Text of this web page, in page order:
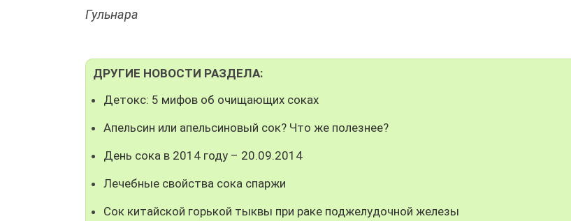
Гульнара
ДРУГИЕ НОВОСТИ РАЗДЕЛА:
Детокс: 5 мифов об очищающих соках
Апельсин или апельсиновый сок? Что же полезнее?
День сока в 2014 году – 20.09.2014
Лечебные свойства сока спаржи
Сок китайской горькой тыквы при раке поджелудочной железы